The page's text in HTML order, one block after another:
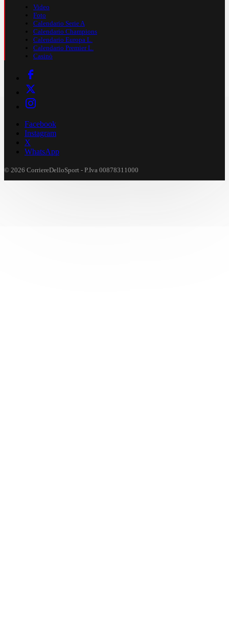
Video
Foto
Calendario Serie A
Calendario Champions
Calendario Europa L.
Calendario Premier L.
Casinò
Facebook
Instagram
X
WhatsApp
© 2026 CorriereDelloSport - P.Iva 00878311000